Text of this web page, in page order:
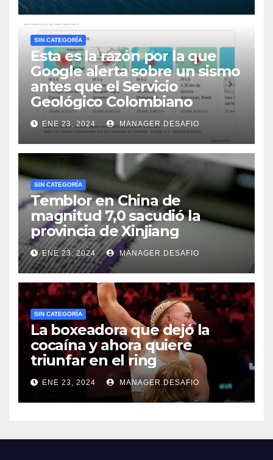
SIN CATEGORÍA
Esta es la razón por la que
Google alerta sobre un sismo
antes que el Servicio
Geológico Colombiano
ENE 23, 2024 MANAGER.DESAFIO
SIN CATEGORÍA
Temblor en China de
magnitud 7,0 sacudió la
provincia de Xinjiang
ENE 23, 2024 MANAGER.DESAFIO
SIN CATEGORÍA
La boxeadora que dejó la
cocaína y ahora quiere
triunfar en el ring​
ENE 23, 2024 MANAGER.DESAFIO